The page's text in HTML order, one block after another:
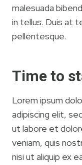
malesuada
in tellus. Duis at
pellentesque.
Time to
Lorem ipsum
adipiscing elit,
ut labore et
veniam, quis
nisi ut aliquip ex